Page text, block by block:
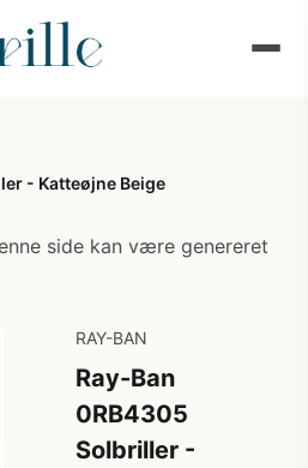
- Katteøjne Beige
side kan være genereret
RAY-BAN
Ray-Ban
0RB4305
Solbriller -